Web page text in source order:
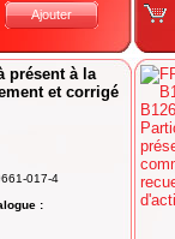
Ajouter
présent à la
et corrigé
017-4
: